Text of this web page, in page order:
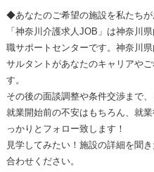
◆あなたのご希望の施設を私たちが
「神奈川介護求人JOB」は神奈川
職サポートセンターです。神奈川
サルタントがあなたのキャリアや
す。
その後の面談調整や条件交渉まで
就業開始前の不安はもちろん、就
っかりとフォロー致します！
見学してみたい！施設の詳細を聞
合わせください。